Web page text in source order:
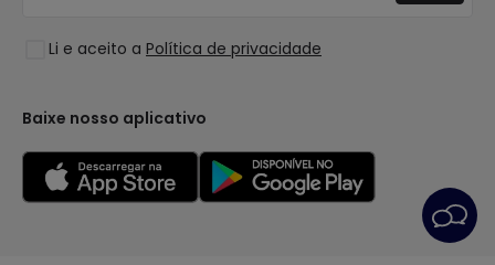
Coleções
Li e aceito a Política de privacidade
Baixe nosso aplicativo